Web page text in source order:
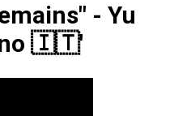
- Yu
🇮🇹'